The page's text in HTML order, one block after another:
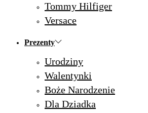
Tommy Hilfiger
Versace
Prezenty
Urodziny
Walentynki
Boże Narodzenie
Dla Dziadka